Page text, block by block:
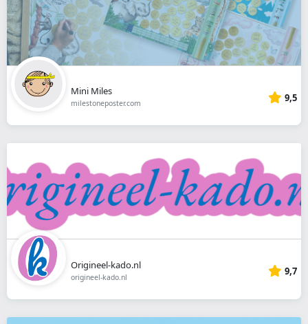
Mini Miles
milestoneposter.com 9,5
Origineel-kado.nl
origineel-kado.nl 9,7